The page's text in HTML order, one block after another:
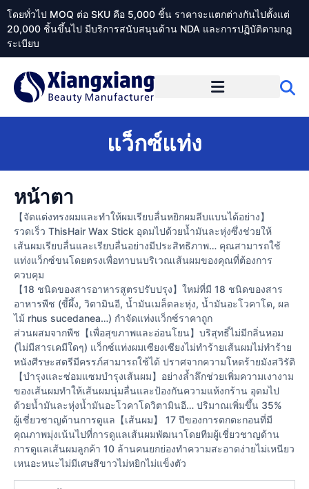
โดยทั่วไป MOQ ต่อ SKU คือ 5,000 ชิ้น ราคาจะแตกต่างกันไปตั้งแต่
20,000 ชิ้นขึ้นไป มีบริการสนับสนุนด้าน NDA และการปฏิบัติตามกฎ
ระเบียบ
แว็กซ์แท่ง
หน้าตา
【จัดแต่งทรงผมและทำให้ผมเรียบลื่นหยิกผมลีบแบนได้อย่าง】
รวดเร็ว ThisHair Wax Stick อุดมไปด้วยน้ำมันละหุ่งซึ่งช่วยให้
เส้นผมเรียบลื่นและเรียบลื่นอย่างมีประสิทธิภาพ… คุณสามารถใช้
แท่งแว็กซ์ขนโดยตรงเพื่อทาบนบริเวณเส้นผมของคุณที่ต้องการ
ควบคุม
【18 ชนิดของสารอาหารสูตรปรับปรุง】ใหม่ที่มี 18 ชนิดของสาร
อาหารพืช (ขี้ผึ้ง, วิตามินอี, น้ำมันเมล็ดละหุ่ง, น้ำมันอะโวคาโด, ผล
ไม้ rhus sucedanea…) กำจัดแท่งแว็กซ์ราคาถูก
ส่วนผสมจากพืช【เพื่อสุขภาพและอ่อนโยน】บริสุทธิ์ไม่มีกลิ่นหอม
(ไม่มีสารเคมีใดๆ) แว็กซ์แท่งผมเซียงเซียงไม่ทำร้ายเส้นผมไม่ทำร้าย
หนังศีรษะสตรีมีครรภ์สามารถใช้ได้ ปราศจากความโหดร้ายมังสวิรัติ
【บำรุงและซ่อมแซมบำรุงเส้นผม】อย่างล้ำลึกช่วยเพิ่มความเงางาม
ของเส้นผมทำให้เส้นผมนุ่มลื่นและป้องกันความแห้งกร้าน อุดมไป
ด้วยน้ำมันละหุ่งน้ำมันอะโวคาโดวิตามินอี… ปริมาณเพิ่มขึ้น 35%
ผู้เชี่ยวชาญด้านการดูแล【เส้นผม】 17 ปีของการตกตะกอนที่มี
คุณภาพมุ่งเน้นไปที่การดูแลเส้นผมพัฒนาโดยทีมผู้เชี่ยวชาญด้าน
การดูแลเส้นผมลูกค้า 10 ล้านคนยกย่องทำความสะอาดง่ายไม่เหนียว
เหนอะหนะไม่มีเศษสีขาวไม่หยิกไม่แข็งตัว